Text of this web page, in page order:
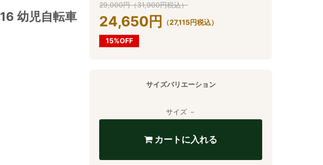
幼児自転車
29,000円（31,900円税込）
24,650 円 （27,115円税込）
15%OFF
サイズバリエーション
サイズ －
カートに入れる